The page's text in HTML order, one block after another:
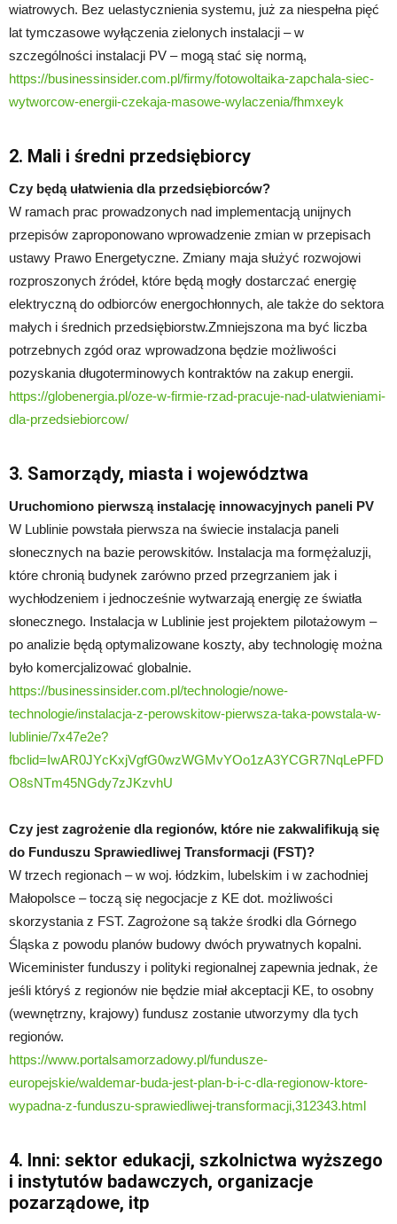
wiatrowych. Bez uelastycznienia systemu, już za niespełna pięć
lat tymczasowe wyłączenia zielonych instalacji – w
szczególności instalacji PV – mogą stać się normą,
https://businessinsider.com.pl/firmy/fotowoltaika-zapchala-siec-
wytworcow-energii-czekaja-masowe-wylaczenia/fhmxeyk
2. Mali i średni przedsiębiorcy
Czy będą ułatwienia dla przedsiębiorców?
W ramach prac prowadzonych nad implementacją unijnych
przepisów zaproponowano wprowadzenie zmian w przepisach
ustawy Prawo Energetyczne. Zmiany maja służyć rozwojowi
rozproszonych źródeł, które będą mogły dostarczać energię
elektryczną do odbiorców energochłonnych, ale także do sektora
małych i średnich przedsiębiorstw.Zmniejszona ma być liczba
potrzebnych zgód oraz wprowadzona będzie możliwości
pozyskania długoterminowych kontraktów na zakup energii.
https://globenergia.pl/oze-w-firmie-rzad-pracuje-nad-ulatwieniami-
dla-przedsiebiorcow/
3. Samorządy, miasta i województwa
Uruchomiono pierwszą instalację innowacyjnych paneli PV
W Lublinie powstała pierwsza na świecie instalacja paneli
słonecznych na bazie perowskitów. Instalacja ma formężaluzji,
które chronią budynek zarówno przed przegrzaniem jak i
wychłodzeniem i jednocześnie wytwarzają energię ze światła
słonecznego. Instalacja w Lublinie jest projektem pilotażowym –
po analizie będą optymalizowane koszty, aby technologię można
było komercjalizować globalnie.
https://businessinsider.com.pl/technologie/nowe-
technologie/instalacja-z-perowskitow-pierwsza-taka-powstala-w-
lublinie/7x47e2e?
fbclid=IwAR0JYcKxjVgfG0wzWGMvYOo1zA3YCGR7NqLePFD
O8sNTm45NGdy7zJKzvhU
Czy jest zagrożenie dla regionów, które nie zakwalifikują się
do Funduszu Sprawiedliwej Transformacji (FST)?
W trzech regionach – w woj. łódzkim, lubelskim i w zachodniej
Małopolsce – toczą się negocjacje z KE dot. możliwości
skorzystania z FST. Zagrożone są także środki dla Górnego
Śląska z powodu planów budowy dwóch prywatnych kopalni.
Wiceminister funduszy i polityki regionalnej zapewnia jednak, że
jeśli któryś z regionów nie będzie miał akceptacji KE, to osobny
(wewnętrzny, krajowy) fundusz zostanie utworzymy dla tych
regionów.
https://www.portalsamorzadowy.pl/fundusze-
europejskie/waldemar-buda-jest-plan-b-i-c-dla-regionow-ktore-
wypadna-z-funduszu-sprawiedliwej-transformacji,312343.html
4. Inni: sektor edukacji, szkolnictwa wyższego
i instytutów badawczych, organizacje
pozarządowe, itp